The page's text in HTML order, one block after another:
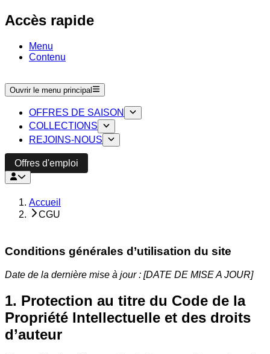
Accès rapide
Menu
Contenu
Ouvrir le menu principal
OFFRES DE SAISON
COLLECTIONS
REJOINS-NOUS
Offres d'emploi
Accueil
CGU
Conditions générales d’utilisation du site
Date de la dernière mise à jour : [DATE DE MISE A JOUR]
1. Protection au titre du Code de la
Propriété Intellectuelle et des droits
d’auteur